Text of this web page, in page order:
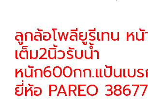
ลูกล้อโพลียูรีเทน หน้
เต็ม2นิ้วรับน้ำ
หนัก600กก.แป้นเบ
ยี่ห้อ PAREO 38677